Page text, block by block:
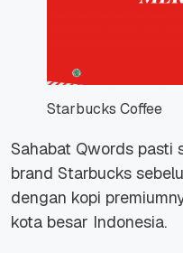
Starbucks Coffee
Sahabat Qwords pasti
brand Starbucks
dengan kopi
kota besar Indonesia.